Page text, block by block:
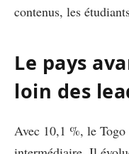
contenus, les
Le pays
loin des
Avec 10,1 %, le Togo